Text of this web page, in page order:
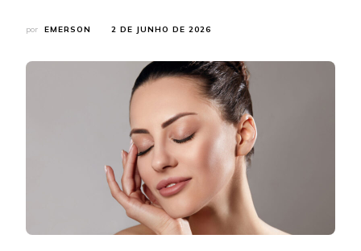
por EMERSON 2 DE JUNHO DE 2026